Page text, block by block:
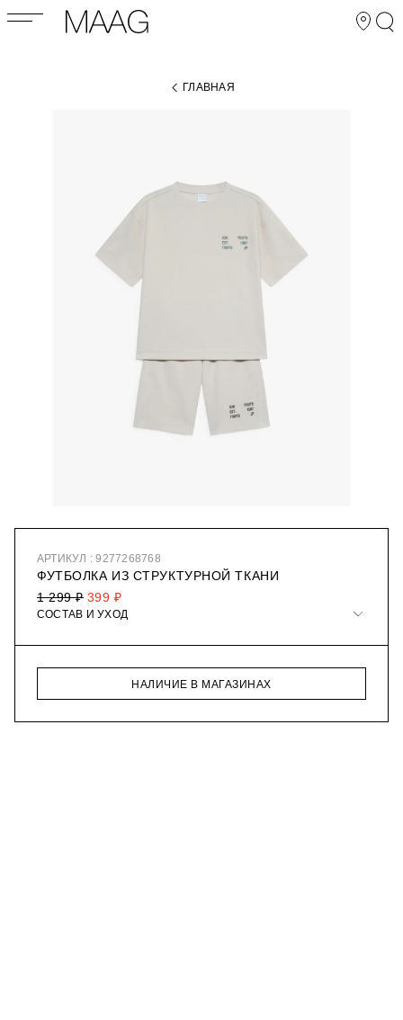
ГЛАВНАЯ
АРТИКУЛ : 9277268768
ФУТБОЛКА ИЗ СТРУКТУРНОЙ ТКАНИ
399 ₽
1 299 ₽
СОСТАВ И УХОД
НАЛИЧИЕ В МАГАЗИНАХ